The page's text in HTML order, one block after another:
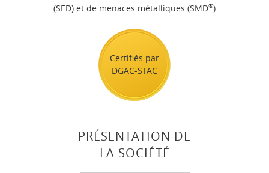
(SED) et de menaces métalliques (SMD®)
Certifiés par
DGAC-STAC
PRÉSENTATION DE
LA SOCIÉTÉ